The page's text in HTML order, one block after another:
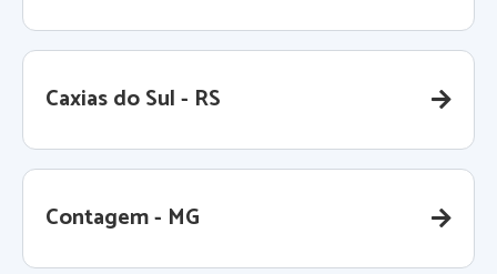
Caxias do Sul - RS
Contagem - MG